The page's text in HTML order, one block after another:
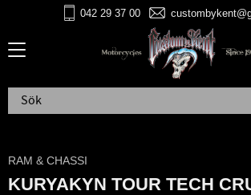
042 29 37 00
RAM & CHASSI
KURYAKYN TOUR TECH